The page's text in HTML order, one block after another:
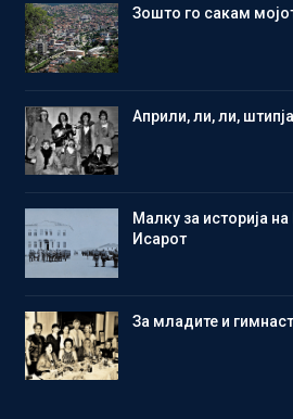
Зошто го сакам
Aприли, ли, ли,
Малку за историја
Исарот
Зa младите и